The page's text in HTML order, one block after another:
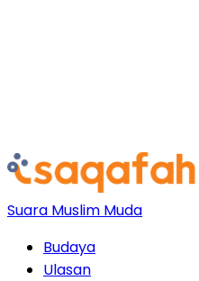
Suara Muslim Muda
Budaya
Ulasan